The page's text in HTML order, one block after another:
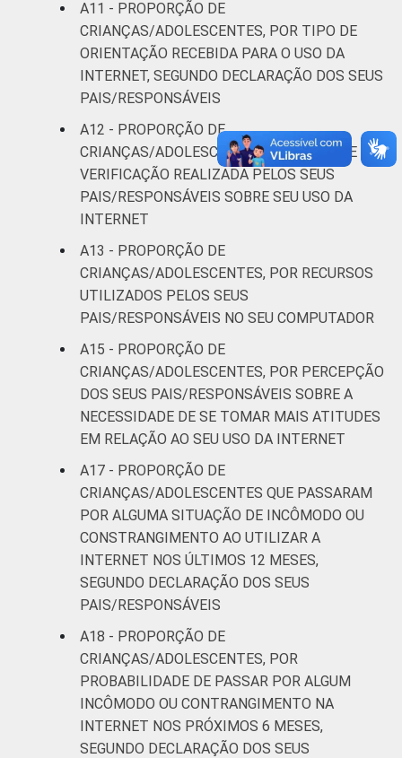
A11 - PROPORÇÃO DE
CRIANÇAS/ADOLESCENTES, POR TIPO DE
ORIENTAÇÃO RECEBIDA PARA O USO DA
INTERNET, SEGUNDO DECLARAÇÃO DOS SEUS
PAIS/RESPONSÁVEIS
A12 - PROPORÇÃO DE
CRIANÇAS/ADOLESCENTES, POR TIPO DE
VERIFICAÇÃO REALIZADA PELOS SEUS
PAIS/RESPONSÁVEIS SOBRE SEU USO DA
INTERNET
A13 - PROPORÇÃO DE
CRIANÇAS/ADOLESCENTES, POR RECURSOS
UTILIZADOS PELOS SEUS
PAIS/RESPONSÁVEIS NO SEU COMPUTADOR
A15 - PROPORÇÃO DE
CRIANÇAS/ADOLESCENTES, POR PERCEPÇÃO
DOS SEUS PAIS/RESPONSÁVEIS SOBRE A
NECESSIDADE DE SE TOMAR MAIS ATITUDES
EM RELAÇÃO AO SEU USO DA INTERNET
A17 - PROPORÇÃO DE
CRIANÇAS/ADOLESCENTES QUE PASSARAM
POR ALGUMA SITUAÇÃO DE INCÔMODO OU
CONSTRANGIMENTO AO UTILIZAR A
INTERNET NOS ÚLTIMOS 12 MESES,
SEGUNDO DECLARAÇÃO DOS SEUS
PAIS/RESPONSÁVEIS
A18 - PROPORÇÃO DE
CRIANÇAS/ADOLESCENTES, POR
PROBABILIDADE DE PASSAR POR ALGUM
INCÔMODO OU CONTRANGIMENTO NA
INTERNET NOS PRÓXIMOS 6 MESES,
SEGUNDO DECLARAÇÃO DOS SEUS